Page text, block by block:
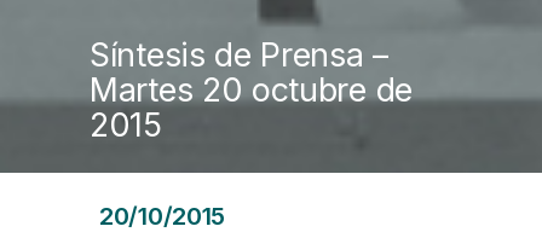
Síntesis de Prensa –
Martes 20 octubre de
2015
20/10/2015